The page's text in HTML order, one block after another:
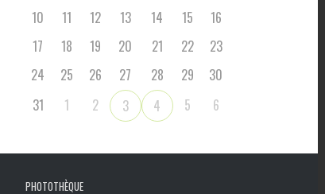
10
11 12 13 14 15
16
17
18 19 20 21 22
23
24
25 26 27 28 29
30
31
1 2 3 4 5 6
PHOTOTHÈQUE